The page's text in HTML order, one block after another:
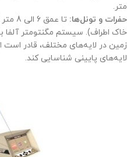
متر.
حفرات و تونل‌ها:
تا
خاک اطراف). سیستم مگنتومتر آلفا
زمین در لایه‌های مختلف، قادر
لایه‌های پایینی شناسایی کند.